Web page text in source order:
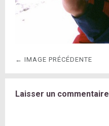
← IMAGE PRÉCÉDENTE
Laisser un commentaire